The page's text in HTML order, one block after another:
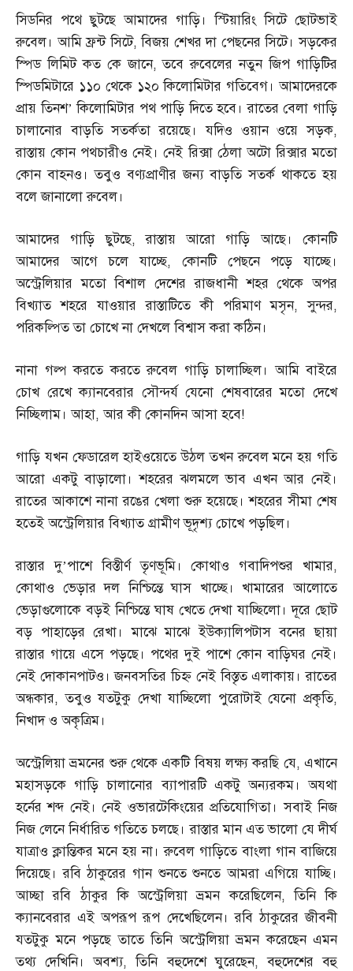
সিডনির পথে ছুটছে আমাদের গাড়ি। স্টিয়ারিং সিটে ছোটভাই
রুবেল। আমি ফ্রন্ট সিটে,বিজয় শেখর দা পেছনের সিটে। সড়কের
স্পিড লিমিট কত কে জানে,তবে রুবেলের নতুন জিপ গাড়িটির
স্পিডমিটারে ১১০ থেকে ১২০ কিলোমিটার গতিবেগ। আমাদেরকে
প্রায় তিনশ’ কিলোমিটার পথ পাড়ি দিতে হবে। রাতের বেলা গাড়ি
চালানোর বাড়তি সতর্কতা রয়েছে। যদিও ওয়ান ওয়ে সড়ক,
রাস্তায় কোন পথচারীও নেই। নেই রিক্সা ঠেলা অটো রিক্সার মতো
কোন বাহনও। তবুও বণ্যপ্রাণীর জন্য বাড়তি সতর্ক থাকতে হয়
বলে জানালো রুবেল।
আমাদের গাড়ি ছুটছে,রাস্তায় আরো গাড়ি আছে। কোনটি
আমাদের আগে চলে যাচ্ছে, কোনটি পেছনে পড়ে যাচ্ছে।
অস্ট্রেলিয়ার মতো বিশাল দেশের রাজধানী শহর থেকে অপর
বিখ্যাত শহরে যাওয়ার রাস্তাটিতে কী পরিমাণ মসৃন,সুন্দর,
পরিকল্পিত তা চোখে না দেখলে বিশ্বাস করা কঠিন।
নানা গল্প করতে করতে রুবেল গাড়ি চালাচ্ছিল। আমি বাইরে
চোখ রেখে ক্যানবেরার সৌন্দর্য যেনো শেষবারের মতো দেখে
নিচ্ছিলাম। আহা,আর কী কোনদিন আসা হবে!
গাড়ি যখন ফেডারেল হাইওয়েতে উঠল তখন রুবেল মনে হয় গতি
আরো একটু বাড়ালো। শহরের ঝলমলে ভাব এখন আর নেই।
রাতের আকাশে নানা রঙের খেলা শুরু হয়েছে। শহরের সীমা শেষ
হতেই অস্ট্রেলিয়ার বিখ্যাত গ্রামীণ ভূদৃশ্য চোখে পড়ছিল।
রাস্তার দু’পাশে বিস্তীর্ণ তৃণভূমি। কোথাও গবাদিপশুর খামার,
কোথাও ভেড়ার দল নিশ্চিন্তে ঘাস খাচ্ছে। খামারের আলোতে
ভেড়াগুলোকে বড়ই নিশ্চিন্তে ঘাষ খেতে দেখা যাচ্ছিলো। দূরে ছোট
বড় পাহাড়ের রেখা। মাঝে মাঝে ইউক্যালিপটাস বনের ছায়া
রাস্তার গায়ে এসে পড়ছে। পথের দুই পাশে কোন বাড়িঘর নেই।
নেই দোকানপাটও। জনবসতির চিহ্ন নেই বিস্তৃত এলাকায়। রাতের
অন্ধকার,তবুও যতটুকু দেখা যাচ্ছিলো পুরোটাই যেনো প্রকৃতি,
নিখাদ ও অকৃত্রিম।
অস্ট্রেলিয়া ভ্রমনের শুরু থেকে একটি বিষয় লক্ষ্য করছি যে,এখানে
মহাসড়কে গাড়ি চালানোর ব্যাপারটি একটু অন্যরকম। অযথা
হর্নের শব্দ নেই। নেই ওভারটেকিংয়ের প্রতিযোগিতা। সবাই নিজ
নিজ লেনে নির্ধারিত গতিতে চলছে। রাস্তার মান এত ভালো যে দীর্ঘ
যাত্রাও ক্লান্তিকর মনে হয় না। রুবেল গাড়িতে বাংলা গান বাজিয়ে
দিয়েছে। রবি ঠাকুরের গান শুনতে শুনতে আমরা এগিয়ে যাচ্ছি।
আচ্ছা রবি ঠাকুর কি অস্ট্রেলিয়া ভ্রমন করেছিলেন,তিনি কি
ক্যানবেরার এই অপরূপ রূপ দেখেছিলেন। রবি ঠাকুরের জীবনী
যতটুকু মনে পড়ছে তাতে তিনি অস্ট্রেলিয়া ভ্রমন করেছেন এমন
তথ্য দেখিনি। অবশ্য,তিনি বহুদেশে ঘুরেছেন,বহুদেশের বহু